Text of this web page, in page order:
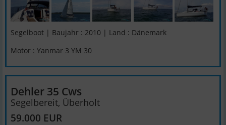
Segelboot | Baujahr : 2010 | Land : Dänemark
Motor : Yanmar 3 YM 30
Dehler 35 Cws
Segelbereit, Überholt
59.000 EUR